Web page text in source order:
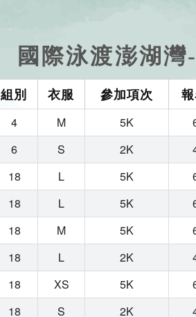
國際泳渡澎湖
組別 衣服 參加項次
4 M 5K
6 S 2K
18 L 5K
18 L 5K
18 M 5K
18 L 2K
18 XS 5K
18 S 2K